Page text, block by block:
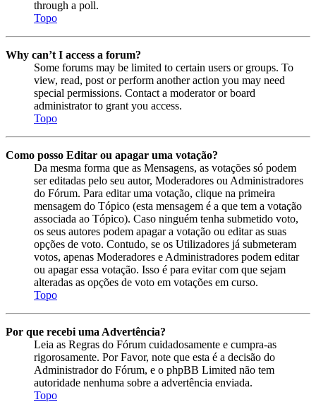
through a poll.
Topo
Why can’t I access a forum?
Some forums may be limited to certain users or groups. To
view, read, post or perform another action you may need
special permissions. Contact a moderator or board
administrator to grant you access.
Topo
Como posso Editar ou apagar uma votação?
Da mesma forma que as Mensagens, as votações só podem
ser editadas pelo seu autor, Moderadores ou Administradores
do Fórum. Para editar uma votação, clique na primeira
mensagem do Tópico (esta mensagem é a que tem a votação
associada ao Tópico). Caso ninguém tenha submetido voto,
os seus autores podem apagar a votação ou editar as suas
opções de voto. Contudo, se os Utilizadores já submeteram
votos, apenas Moderadores e Administradores podem editar
ou apagar essa votação. Isso é para evitar com que sejam
alteradas as opções de voto em votações em curso.
Topo
Por que recebi uma Advertência?
Leia as Regras do Fórum cuidadosamente e cumpra-as
rigorosamente. Por Favor, note que esta é a decisão do
Administrador do Fórum, e o phpBB Limited não tem
autoridade nenhuma sobre a advertência enviada.
Topo